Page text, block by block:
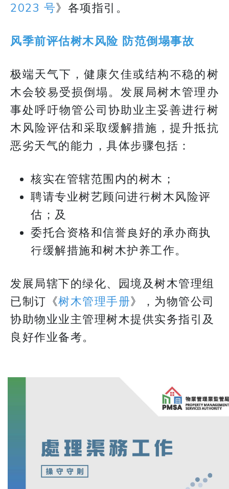
2023 号》各项指引。
风季前评估树木风险 防范倒塌事故
极端天气下，健康欠佳或结构不稳的树
木会较易受损倒塌。发展局树木管理办
事处呼吁物管公司协助业主妥善进行树
木风险评估和采取缓解措施，提升抵抗
恶劣天气的能力，具体步骤包括：
核实在管辖范围内的树木；
聘请专业树艺顾问进行树木风险评
估；及
委托合资格和信誉良好的承办商执
行缓解措施和树木护养工作。
发展局辖下的绿化、园境及树木管理组
已制订《树木管理手册》，为物管公司
协助物业业主管理树木提供实务指引及
良好作业备考。